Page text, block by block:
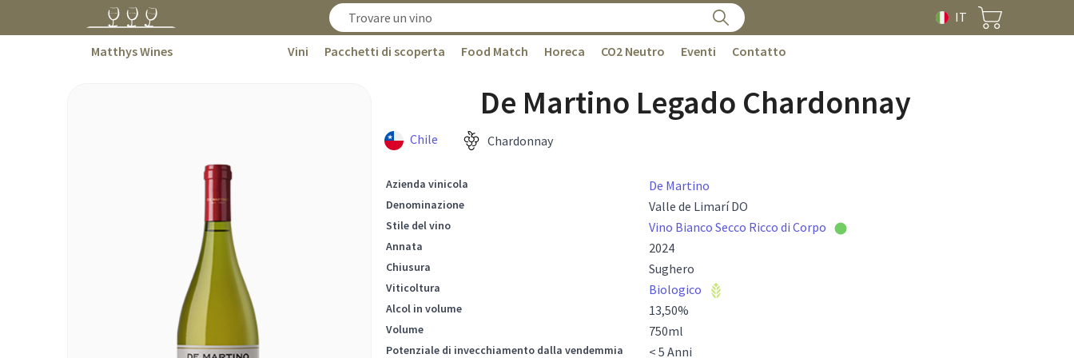
IT
Matthys Wines Vini Pacchetti di scoperta Food Match Horeca CO2 Neutro Eventi Contatto
De Martino Legado Chardonnay
Chile Chardonnay
Azienda vinicola De Martino
Denominazione Valle de Limarí DO
Stile del vino Vino Bianco Secco Ricco di Corpo
Annata 2024
Chiusura Sughero
Viticoltura Biologico
Alcol in volume 13,50%
Volume 750ml
Potenziale di invecchiamento dalla vendemmia < 5 Anni